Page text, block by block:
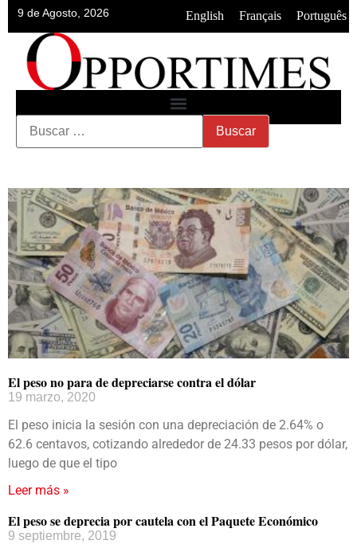
9 de Agosto, 2026 English Français Português
El peso no para de depreciarse contra el dólar
19 marzo, 2020
El peso inicia la sesión con una depreciación de 2.64% o
62.6 centavos, cotizando alrededor de 24.33 pesos por dólar,
luego de que el tipo
Leer más »
El peso se deprecia por cautela con el Paquete Económico
9 septiembre, 2019